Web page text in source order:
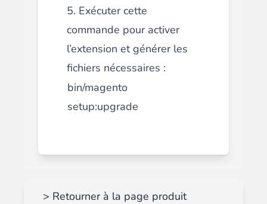
5. Exécuter cette
commande pour activer
l’extension et générer les
fichiers nécessaires :
bin/magento
setup:upgrade
> Retourner à la page produit